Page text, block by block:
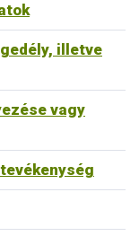
illetve
vagy